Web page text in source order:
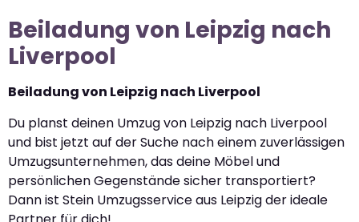
Beiladung von Leipzig nach
Liverpool
Beiladung von Leipzig nach Liverpool
Du planst deinen Umzug von Leipzig nach Liverpool
und bist jetzt auf der Suche nach einem zuverlässigen
Umzugsunternehmen, das deine Möbel und
persönlichen Gegenstände sicher transportiert?
Dann ist Stein Umzugsservice aus Leipzig der ideale